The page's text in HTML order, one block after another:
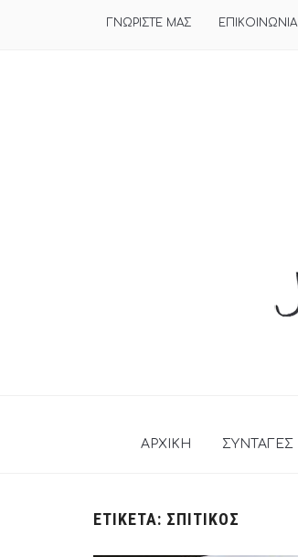
ΓΝΩΡΙΣΤΕ ΜΑΣ ΕΠΙΚΟΙΝΩΝΙΑ
ΑΡΧΙΚΗ ΣΥΝΤΑΓΕΣ
ΕΤΙΚΈΤΑ: ΣΠΙΤΙΚΌΣ